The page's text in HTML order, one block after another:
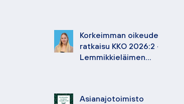
Korkeimman oikeuden
ratkaisu KKO 2026:2 –
Lemmikkieläimen
Asianajotoimisto